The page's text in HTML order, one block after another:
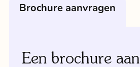
brochure aanvragen
Een brochure